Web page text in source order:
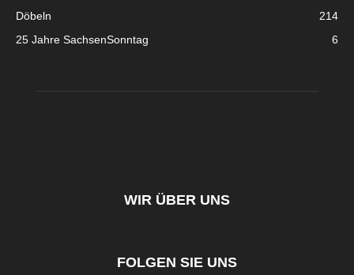
Döbeln
214
25 Jahre SachsenSonntag
6
WIR ÜBER UNS
FOLGEN SIE UNS